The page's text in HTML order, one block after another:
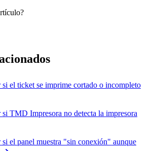
si el ticket se imprime cortado o incompleto
si TMD Impresora no detecta la impresora
si el panel muestra "sin conexión" aunque